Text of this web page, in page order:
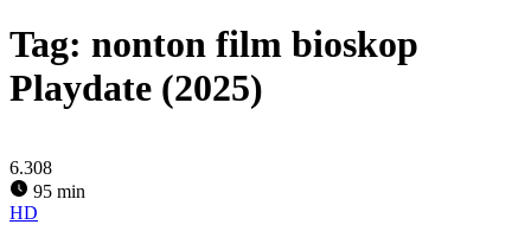
Tag: nonton film bioskop
Playdate (2025)
6.308
95 min
HD